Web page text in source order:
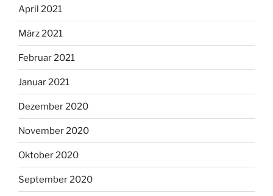
April 2021
März 2021
Februar 2021
Januar 2021
Dezember 2020
November 2020
Oktober 2020
September 2020